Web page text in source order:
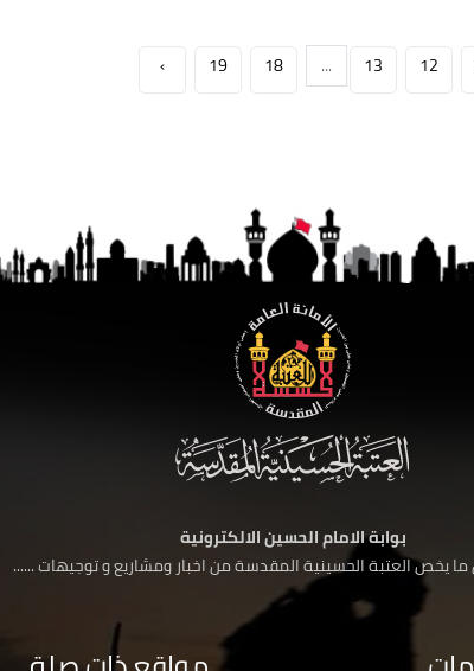
12
13
...
18
19
›
بوابة الامام الحسين الالكترونية
يخص العتبة الحسينية المقدسة من اخبار ومشاريع و توجيهات ......